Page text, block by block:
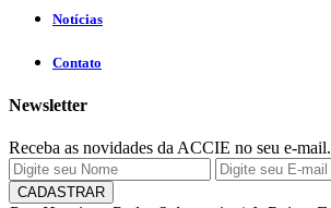
Notícias
Contato
Newsletter
Receba as novidades da ACCIE no seu e-mail.